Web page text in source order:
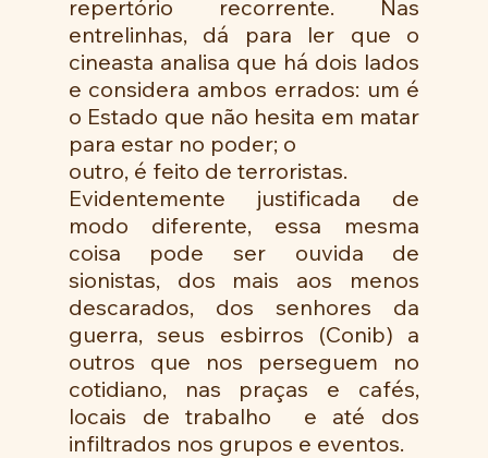
repertório recorrente. Nas
entrelinhas, dá para ler que o
cineasta analisa que há dois lados
e considera ambos errados: um é
o Estado que não hesita em matar
para estar no poder; o
outro, é feito de terroristas.
Evidentemente justificada de
modo diferente, essa mesma
coisa pode ser ouvida de
sionistas, dos mais aos menos
descarados, dos senhores da
guerra, seus esbirros (Conib) a
outros que nos perseguem no
cotidiano, nas praças e cafés,
locais de trabalho  e até dos
infiltrados nos grupos e eventos.